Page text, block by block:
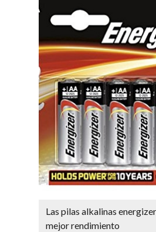
Las pilas alkalinas
mejor rendimiento